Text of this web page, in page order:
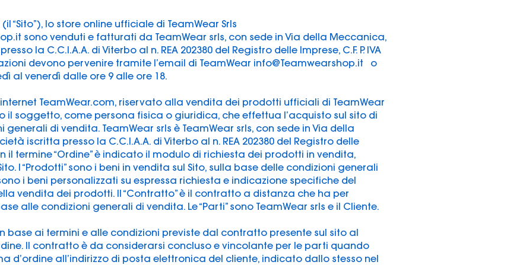
“Sito”), lo store online ufficiale di TeamWear Srls
sono venduti e fatturati da TeamWear srls, con sede in Via della Meccanica,
la C.C.I.A.A. di Viterbo al n. REA 202380 del Registro delle Imprese, C.F. P. IVA
devono pervenire tramite l’email di TeamWear info@Teamwearshop.it o
al venerdì dalle ore 9 alle ore 18.
internet TeamWear.com, riservato alla vendita dei prodotti ufficiali di TeamWear
il soggetto, come persona fisica o giuridica, che effettua l’acquisto sul sito di
di vendita. TeamWear srls è TeamWear srls, con sede in Via della
iscritta presso la C.C.I.A.A. di Viterbo al n. REA 202380 del Registro delle
il termine “Ordine” è indicato il modulo di richiesta dei prodotti in vendita,
I “Prodotti” sono i beni in vendita sul Sito, sulla base delle condizioni generali
i beni personalizzati su espressa richiesta e indicazione specifiche del
vendita dei prodotti. Il “Contratto” è il contratto a distanza che ha per
alle condizioni generali di vendita. Le “Parti” sono TeamWear srls e il Cliente.
base ai termini e alle condizioni previste dal contratto presente sul sito al
Il contratto è da considerarsi concluso e vincolante per le parti quando
d’ordine all’indirizzo di posta elettronica del cliente, indicato dallo stesso nel